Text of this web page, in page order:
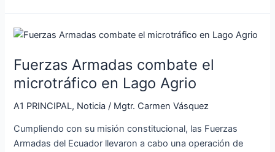
Fuerzas Armadas combate el
microtráfico en Lago Agrio
A1 PRINCIPAL, Noticia / Mgtr. Carmen Vásquez
Cumpliendo con su misión constitucional, las Fuerzas
Armadas del Ecuador llevaron a cabo una operación de
Fuerzas
combate
el
microtráfico
en
Agrio